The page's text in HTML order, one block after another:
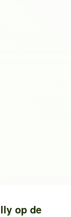
op de